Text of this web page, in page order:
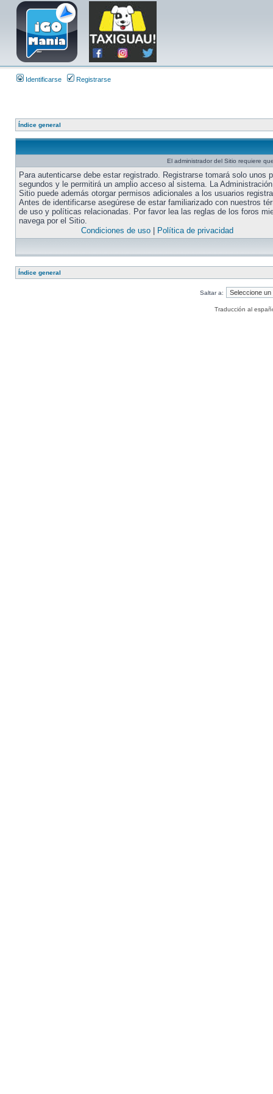
Identificarse Registrarse
Índice general
El administrador del Sitio requiere
Para autenticarse debe estar registrado. Registrarse tomará solo unos
segundos y le permitirá un amplio acceso al sistema. La
Sitio puede además otorgar permisos adicionales a los usuarios
Antes de identificarse asegúrese de estar familiarizado con nuestros
de uso y políticas relacionadas. Por favor lea las reglas de los foros
navega por el Sitio.
Condiciones de uso| Política de privacidad
Índice general
Saltar a:
Traducción al